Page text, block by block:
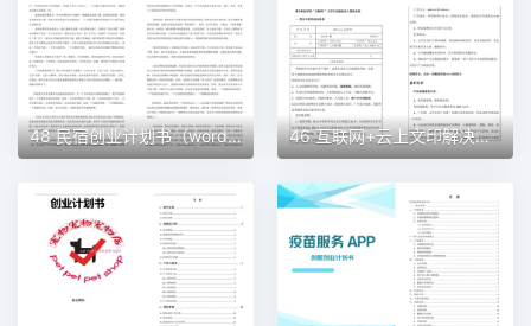
48 民宿创业计划书（word＋ppt配套）创业计划书word模板 46 互联网+云上文印解决方案创业计划书（word＋ppt配套）创业计划书word模板